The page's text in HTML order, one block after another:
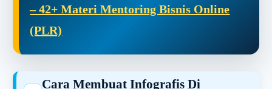
– 42+ Materi Mentoring Bisnis Online
(PLR)
Cara Membuat Infografis Di